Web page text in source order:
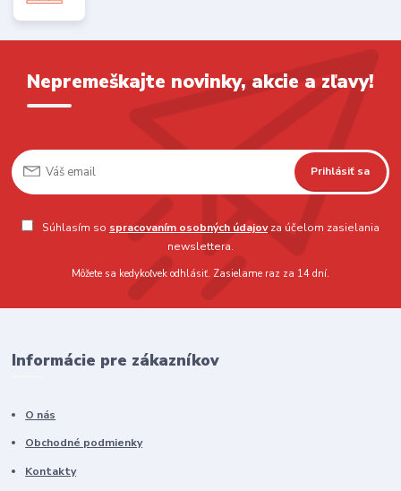
Nepremeškajte novinky, akcie a zľavy!
Prihlásiť sa
Súhlasím so spracovaním osobných údajovza účelom zasielania
newslettera.
Môžete sa kedykoľvek odhlásiť. Zasielame raz za 14 dní.
Informácie pre zákazníkov
O nás
Obchodné podmienky
Kontakty